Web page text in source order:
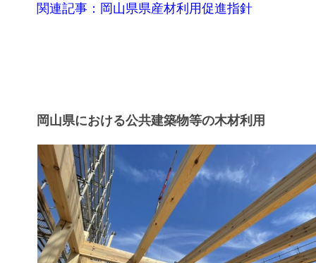
関連記事：岡山県県産材利用促進指針
岡山県における公共建築物等の木材利用